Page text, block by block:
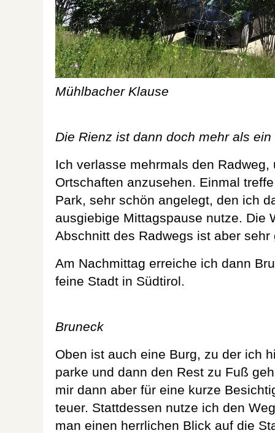
Mühlbacher Klause
Die Rienz ist dann doch mehr als ein
Ich verlasse mehrmals den Radweg,
Ortschaften anzusehen. Einmal
Park, sehr schön angelegt, den ich
ausgiebige Mittagspause nutze. Die
Abschnitt des Radwegs ist aber
Am Nachmittag erreiche ich dann
feine Stadt in Südtirol.
Bruneck
Oben ist auch eine Burg, zu der ich
parke und dann den Rest zu Fuß
mir dann aber für eine kurze
teuer. Stattdessen nutze ich den
man einen herrlichen Blick auf die